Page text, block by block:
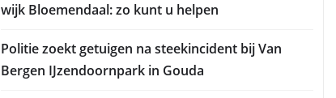
wijk Bloemendaal: zo kunt u helpen
Politie zoekt getuigen na steekincident bij Van
Bergen IJzendoornpark in Gouda